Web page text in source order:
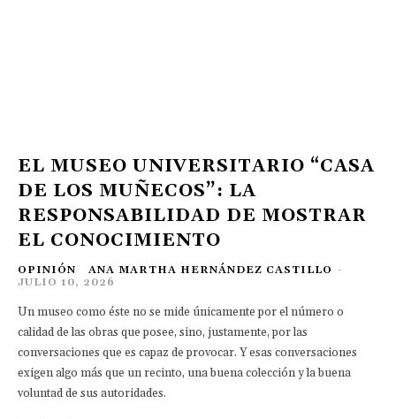
EL MUSEO UNIVERSITARIO “CASA
DE LOS MUÑECOS”: LA
RESPONSABILIDAD DE MOSTRAR
EL CONOCIMIENTO
OPINIÓN ANA MARTHA HERNÁNDEZ CASTILLO -
JULIO 10, 2026
Un museo como éste no se mide únicamente por el número o
calidad de las obras que posee, sino, justamente, por las
conversaciones que es capaz de provocar. Y esas conversaciones
exigen algo más que un recinto, una buena colección y la buena
voluntad de sus autoridades.